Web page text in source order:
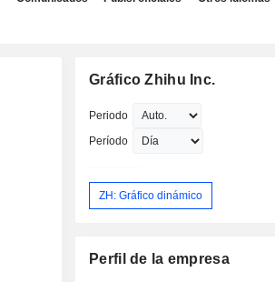
Gráfico Zhihu Inc.
Periodo
Período
ZH: Gráfico dinámico
Perfil de la empresa